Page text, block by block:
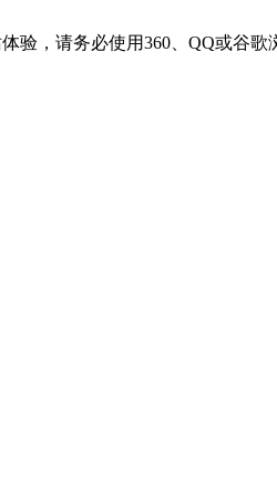
验，请务必使用360、QQ或谷歌